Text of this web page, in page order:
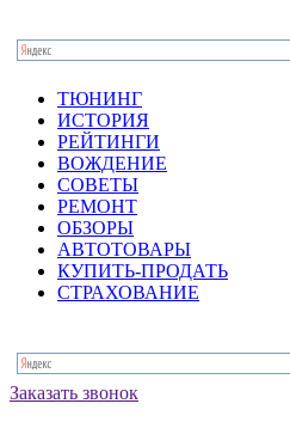
ТЮНИНГ
ИСТОРИЯ
РЕЙТИНГИ
ВОЖДЕНИЕ
СОВЕТЫ
РЕМОНТ
ОБЗОРЫ
АВТОТОВАРЫ
КУПИТЬ-ПРОДАТЬ
СТРАХОВАНИЕ
Заказать звонок